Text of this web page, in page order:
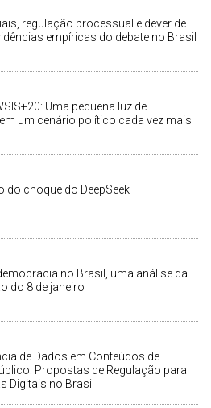
regulação processual e dever de
empíricas do debate no Brasil
Uma pequena luz de
um cenário político cada vez mais
do choque do DeepSeek
no Brasil, uma análise da
do 8 de janeiro
de Dados em Conteúdos de
Propostas de Regulação para
Digitais no Brasil